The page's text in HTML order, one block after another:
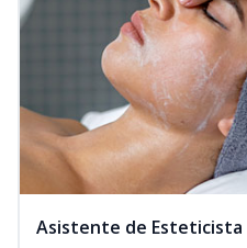
Asistente de Esteticista